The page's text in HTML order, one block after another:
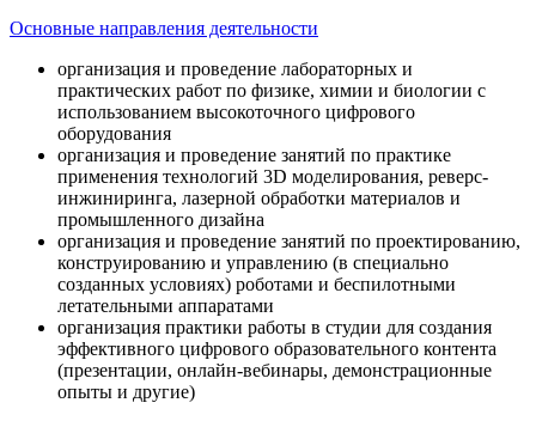
Основные направления деятельности
организация и проведение лабораторных и
практических работ по физике, химии и биологии с
использованием высокоточного цифрового
оборудования
организация и проведение занятий по практике
применения технологий 3D моделирования, реверс-
инжиниринга, лазерной обработки материалов и
промышленного дизайна
организация и проведение занятий по проектированию,
конструированию и управлению (в специально
созданных условиях) роботами и беспилотными
летательными аппаратами
организация практики работы в студии для создания
эффективного цифрового образовательного контента
(презентации, онлайн-вебинары, демонстрационные
опыты и другие)